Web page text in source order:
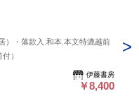
）・落款入.和本.本文特漉越前
）
伊藤書房
￥8,400